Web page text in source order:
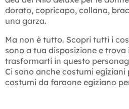
dorato, copricapo, collana,
una garza.
Ma non è tutto. Scopri tutti i
sono a tua disposizione e
trasformarti in questo
Ci sono anche costumi egiziani
costumi da faraone egiziano